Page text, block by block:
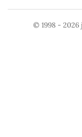
© 1998 - 2026